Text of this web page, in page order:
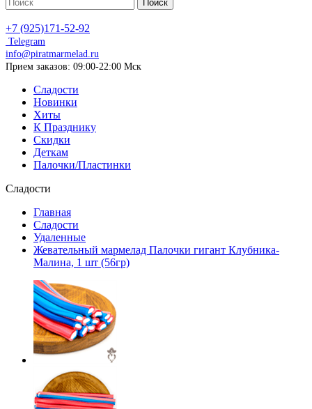
Поиск
+7 (925)171-52-92
Telegram
info@piratmarmelad.ru
Прием заказов: 09:00-22:00 Мск
Сладости
Новинки
Хиты
К Празднику
Скидки
Деткам
Палочки/Пластинки
Сладости
Главная
Сладости
Удаленные
Жевательный мармелад Палочки гигант Клубника-
Малина, 1 шт (56гр)